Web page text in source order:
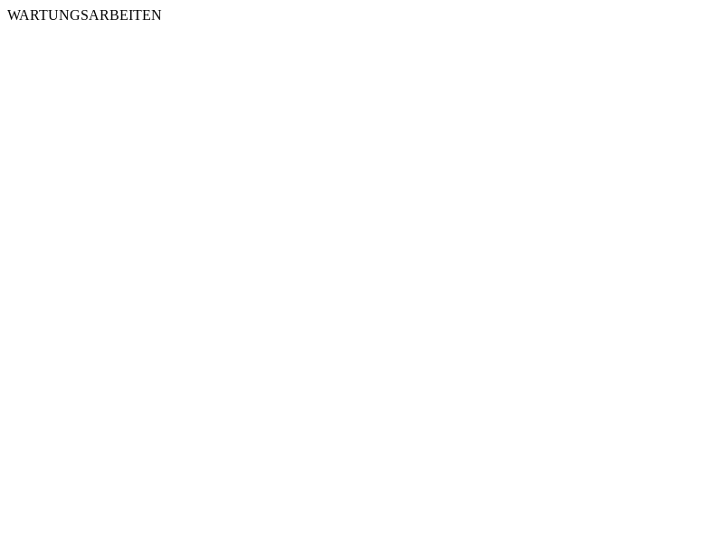
WARTUNGSARBEITEN